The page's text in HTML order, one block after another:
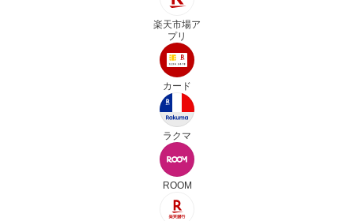
楽天市場ア
プリ
カード
ラクマ
ROOM